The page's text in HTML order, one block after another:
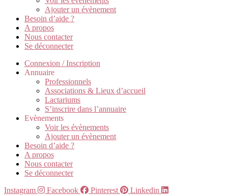
Ajouter un évènement
Besoin d’aide ?
A propos
Nous contacter
Se déconnecter
Connexion / Inscription
Annuaire
Professionnels
Associations & Lieux d’accueil
Lactariums
S’inscrire dans l’annuaire
Evènements
Voir les évènements
Ajouter un évènement
Besoin d’aide ?
A propos
Nous contacter
Se déconnecter
Instagram
Facebook Pinterest
Linkedin